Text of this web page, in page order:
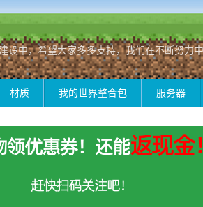
中，希望大家多多支持，我们在不断努力中！
材质 我的世界整合包 服务器